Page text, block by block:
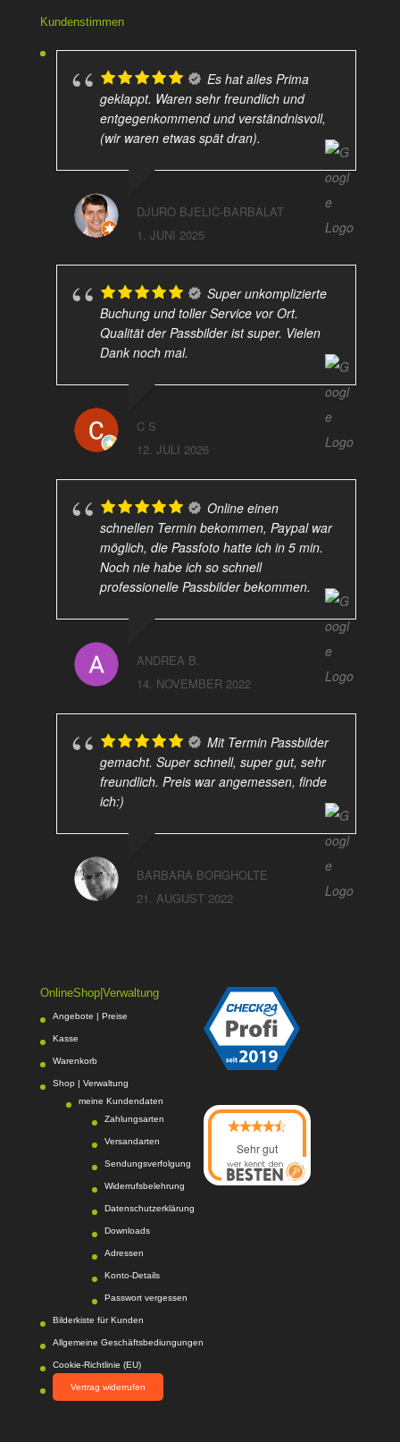
Kundenstimmen
Es hat alles Prima
geklappt. Waren sehr freundlich und
entgegenkommend und verständnisvoll,
(wir waren etwas spät dran).
DJURO BJELIC-BARBALAT
1. JUNI 2025
Super unkomplizierte
Buchung und toller Service vor Ort.
Qualität der Passbilder ist super. Vielen
Dank noch mal.
C S
12. JULI 2026
Online einen
schnellen Termin bekommen, Paypal war
möglich, die Passfoto hatte ich in 5 min.
Noch nie habe ich so schnell
professionelle Passbilder bekommen.
ANDREA B.
14. NOVEMBER 2022
Mit Termin Passbilder
gemacht. Super schnell, super gut, sehr
freundlich. Preis war angemessen, finde
ich:)
BARBARA BORGHOLTE
21. AUGUST 2022
OnlineShop|Verwaltung
Angebote | Preise
Kasse
Warenkorb
Shop | Verwaltung
meine Kundendaten
Zahlungsarten
Versandarten
Sendungsverfolgung
Widerrufsbelehrung
Datenschutzerklärung
Downloads
Adressen
Konto-Details
Passwort vergessen
Bilderkiste für Kunden
Allgemeine Geschäftsbediungungen
Cookie-Richtlinie (EU)
Vertrag widerrufen
Sehr gut
08/2026
Photo-Proßwitz hat